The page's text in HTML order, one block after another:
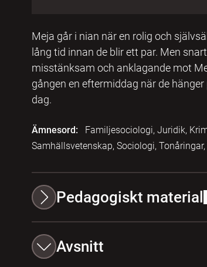
Meja går i nian när en rolig och
lång tid innan de blir ett par. Men
misstänksam och anklagande mot
gången en eftermiddag när de
dag.
Ämnesord:
Familjesociologi, Juridik,
Samhällsvetenskap, Sociologi,
Pedagogiskt material
Avsnitt